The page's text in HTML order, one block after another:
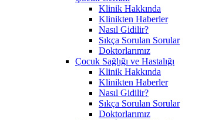
Klinik Hakkında
Klinikten Haberler
Nasıl Gidilir?
Sıkça Sorulan Sorular
Doktorlarımız
Çocuk Sağlığı ve Hastalığı
Klinik Hakkında
Klinikten Haberler
Nasıl Gidilir?
Sıkça Sorulan Sorular
Doktorlarımız